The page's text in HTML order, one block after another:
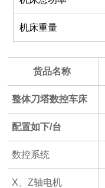
机床重量
货品名称
整体刀塔数控车床
配置如下/台
数控系统
X、Z轴电机